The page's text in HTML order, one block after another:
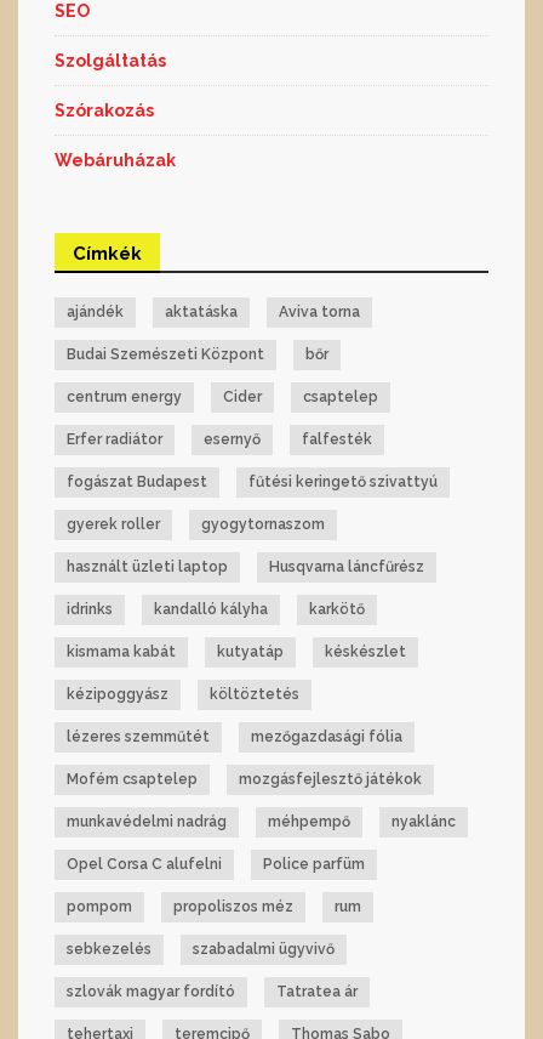
SEO
Szolgáltatás
Szórakozás
Webáruházak
Címkék
ajándék aktatáska Aviva torna
Budai Szemészeti Központ bőr
centrum energy Cider csaptelep
Erfer radiátor esernyő falfesték
fogászat Budapest fűtési keringető szivattyú
gyerek roller gyogytornaszom
használt üzleti laptop Husqvarna láncfűrész
idrinks kandalló kályha karkötő
kismama kabát kutyatáp késkészlet
kézipoggyász költöztetés
lézeres szemműtét mezőgazdasági fólia
Mofém csaptelep mozgásfejlesztő játékok
munkavédelmi nadrág méhpempő nyaklánc
Opel Corsa C alufelni Police parfüm
pompom propoliszos méz rum
sebkezelés szabadalmi ügyvivő
szlovák magyar fordító Tatratea ár
tehertaxi teremcipő Thomas Sabo